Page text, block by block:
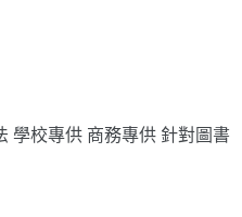
學校專供 商務專供 針對圖書